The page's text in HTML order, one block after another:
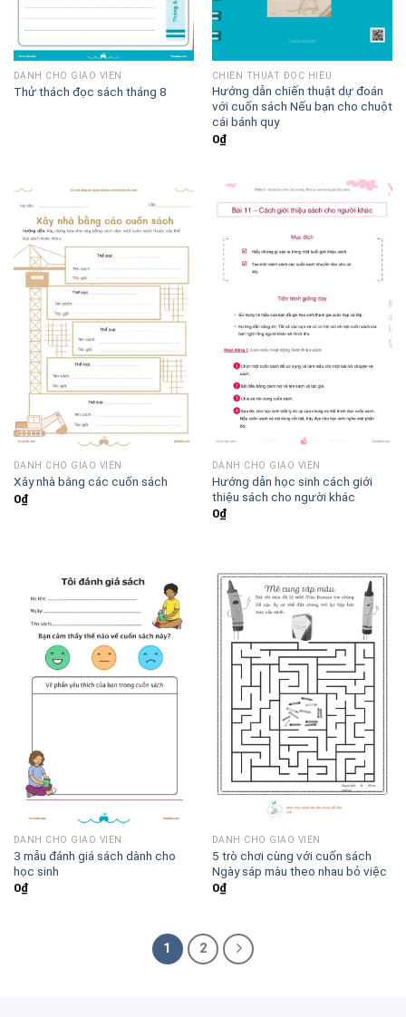
DÀNH CHO GIÁO VIÊN
Thử thách đọc sách tháng 8
CHIẾN THUẬT ĐỌC HIỂU
Hướng dẫn chiến thuật dự đoán
với cuốn sách Nếu bạn cho chuột
cái bánh quy
0₫
DÀNH CHO GIÁO VIÊN
Xây nhà bằng các cuốn sách
0₫
DÀNH CHO GIÁO VIÊN
Hướng dẫn học sinh cách giới
thiệu sách cho người khác
0₫
DÀNH CHO GIÁO VIÊN
3 mẫu đánh giá sách dành cho
học sinh
0₫
DÀNH CHO GIÁO VIÊN
5 trò chơi cùng với cuốn sách
Ngày sáp màu theo nhau bỏ việc
0₫
1 2